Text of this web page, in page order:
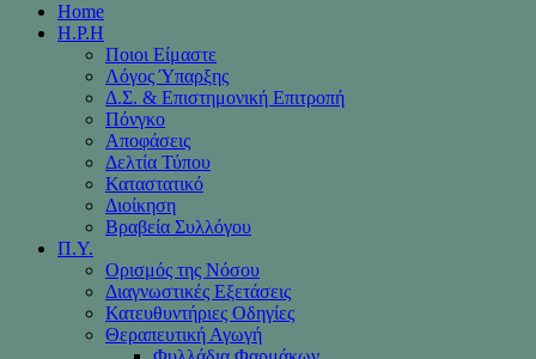
Home
H.P.H
Ποιοι Είμαστε
Λόγος Ύπαρξης
Δ.Σ. & Επιστημονική Επιτροπή
Πόνγκο
Αποφάσεις
Δελτία Τύπου
Καταστατικό
Διοίκηση
Βραβεία Συλλόγου
Π.Υ.
Ορισμός της Νόσου
Διαγνωστικές Εξετάσεις
Κατευθυντήριες Οδηγίες
Θεραπευτική Αγωγή